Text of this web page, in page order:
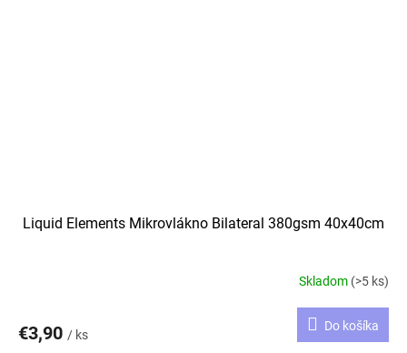
Liquid Elements Mikrovlákno Bilateral 380gsm 40x40cm
Skladom (>5 ks)
€3,90 / ks
Do košíka